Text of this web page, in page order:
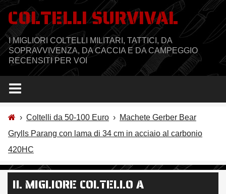
Salta
contenuto
COLTELLI SURVIVAL
I MIGLIORI COLTELLI MILITARI, TATTICI, DA
SOPRAVVIVENZA, DA CACCIA E DA CAMPEGGIO
RECENSITI PER VOI
› Coltelli da 50-100 Euro › Machete Gerber Bear
Grylls Parang con lama di 34 cm in acciaio al carbonio
420HC
IL MIGLIORE COLTELLO A